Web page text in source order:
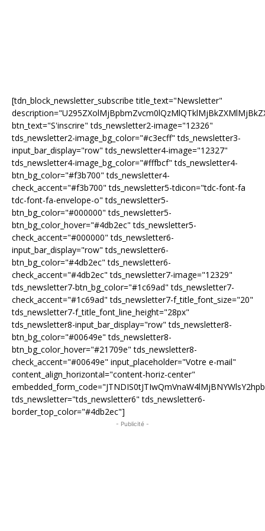
[tdn_block_newsletter_subscribe title_text="Newsletter"
btn_text="S'inscrire" tds_newsletter2-image="12326"
tds_newsletter2-image_bg_color="#c3ecff" tds_newsletter3-
input_bar_display="row" tds_newsletter4-image="12327"
tds_newsletter4-image_bg_color="#fffbcf" tds_newsletter4-
btn_bg_color="#f3b700" tds_newsletter4-
check_accent="#f3b700" tds_newsletter5-tdicon="tdc-font-fa
tdc-font-fa-envelope-o" tds_newsletter5-
btn_bg_color="#000000" tds_newsletter5-
btn_bg_color_hover="#4db2ec" tds_newsletter5-
check_accent="#000000" tds_newsletter6-
input_bar_display="row" tds_newsletter6-
btn_bg_color="#4db2ec" tds_newsletter6-
check_accent="#4db2ec" tds_newsletter7-image="12329"
tds_newsletter7-btn_bg_color="#1c69ad" tds_newsletter7-
check_accent="#1c69ad" tds_newsletter7-f_title_font_size="20"
tds_newsletter7-f_title_font_line_height="28px"
tds_newsletter8-input_bar_display="row" tds_newsletter8-
btn_bg_color="#00649e" tds_newsletter8-
btn_bg_color_hover="#21709e" tds_newsletter8-
check_accent="#00649e" input_placeholder="Votre e-mail"
content_align_horizontal="content-horiz-center"
tds_newsletter="tds_newsletter6" tds_newsletter6-
border_top_color="#4db2ec"]
- Publicité -